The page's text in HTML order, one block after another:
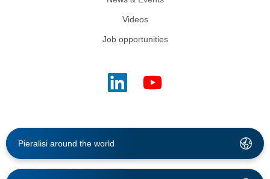
Videos
Job opportunities
Pieralisi around the world